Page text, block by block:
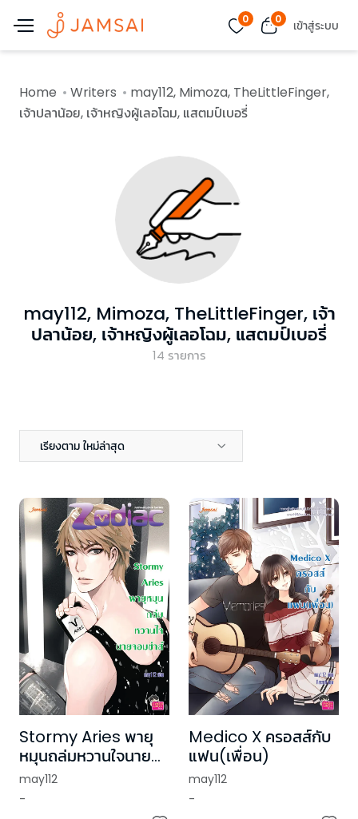
0 0 เข้าสู่ระบบ
Home Writers
may112, Mimoza, TheLittleFinger,
เจ้าปลาน้อย, เจ้าหญิงผู้เลอโฉม, แสตมป์เบอรี่
may112, Mimoza, TheLittleFinger, เจ้า
ปลาน้อย, เจ้าหญิงผู้เลอโฉม, แสตมป์เบอรี่
14 รายการ
เรียงตาม ใหม่ล่าสุด
Stormy Aries พายุ
หมุนถล่มหวานใจนาย
จอมซ่าส์
may112
-
Medico X ครอสส์กับ
แฟน(เพื่อน)
may112
-